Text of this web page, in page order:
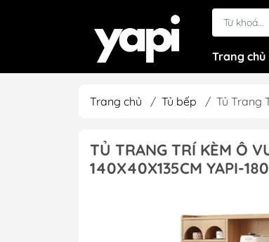
Trang chủ
Trang chủ / Tủ bếp / Tủ Trang
TỦ TRANG TRÍ KÈM Ô
140X40X135CM YAPI-180